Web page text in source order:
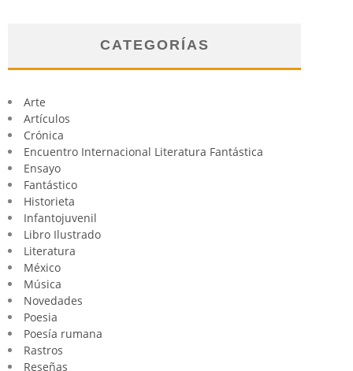
CATEGORÍAS
Arte
Artículos
Crónica
Encuentro Internacional Literatura Fantástica
Ensayo
Fantástico
Historieta
Infantojuvenil
Libro Ilustrado
Literatura
México
Música
Novedades
Poesia
Poesía rumana
Rastros
Reseñas